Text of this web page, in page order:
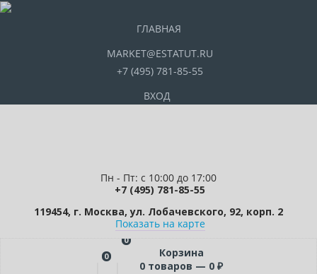
ГЛАВНАЯ
MARKET@ESTATUT.RU
+7 (495) 781-85-55
ВХОД
Пн - Пт: с 10:00 до 17:00
+7 (495) 781-85-55
119454, г. Москва, ул. Лобачевского, 92, корп. 2
Показать на карте
0
0
Корзина
0 товаров — 0 ₽